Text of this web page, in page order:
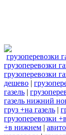
грузоперевозки
грузоперевозки
грузоперевозки
дешево |
газель |
газель нижний
груз +на газель |
грузоперевозки
+в нижнем |